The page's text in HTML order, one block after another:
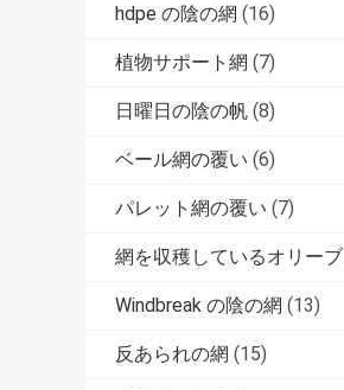
hdpe の陰の網 (16)
植物サポート網 (7)
日曜日の陰の帆 (8)
ベール網の覆い (6)
パレット網の覆い (7)
網を収穫しているオリーブ
Windbreak の陰の網 (13)
反あられの網 (15)